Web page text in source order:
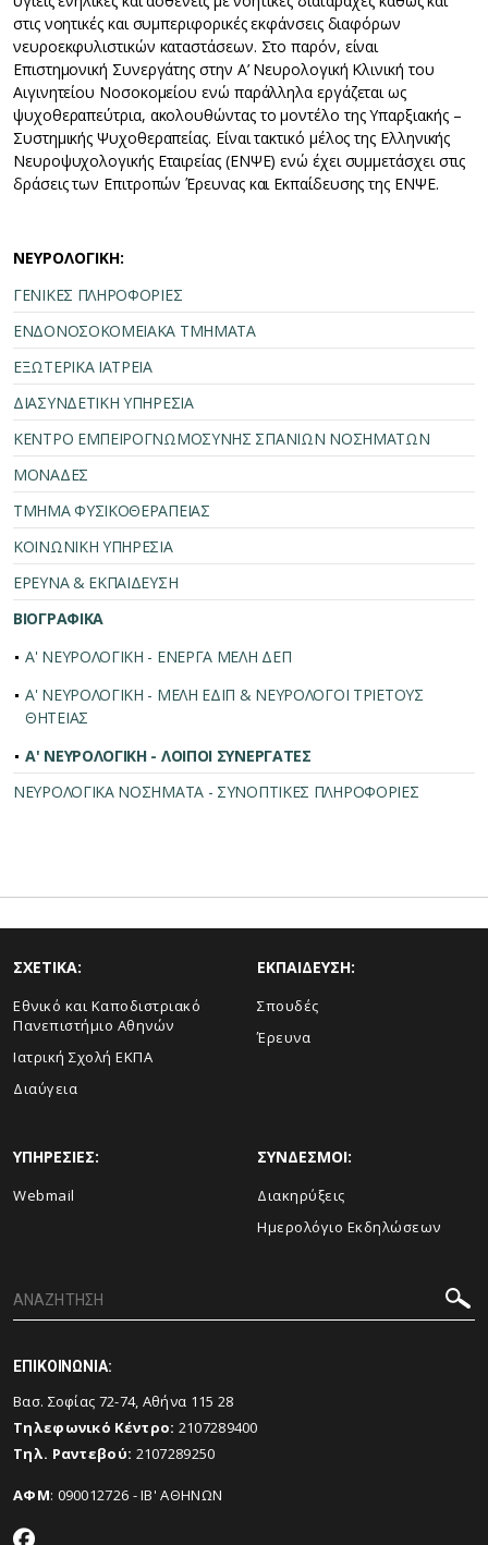
στις νοητικές και συμπεριφορικές εκφάνσεις διαφόρων
νευροεκφυλιστικών καταστάσεων. Στο παρόν, είναι
Επιστημονική Συνεργάτης στην Α’ Νευρολογική Κλινική του
Αιγινητείου Νοσοκομείου ενώ παράλληλα εργάζεται ως
ψυχοθεραπεύτρια, ακολουθώντας το μοντέλο της Υπαρξιακής –
Συστημικής Ψυχοθεραπείας. Είναι τακτικό μέλος της Ελληνικής
Νευροψυχολογικής Εταιρείας (ΕΝΨΕ) ενώ έχει συμμετάσχει στις
δράσεις των Επιτροπών Έρευνας και Εκπαίδευσης της ΕΝΨΕ.
ΝΕΥΡΟΛΟΓΙΚΗ:
ΓΕΝΙΚΕΣ ΠΛΗΡΟΦΟΡΙΕΣ
ΕΝΔΟΝΟΣΟΚΟΜΕΙΑΚΑ ΤΜΗΜΑΤΑ
ΕΞΩΤΕΡΙΚΑ ΙΑΤΡΕΙΑ
ΔΙΑΣΥΝΔΕΤΙΚΗ ΥΠΗΡΕΣΙΑ
ΚΕΝΤΡΟ ΕΜΠΕΙΡΟΓΝΩΜΟΣΥΝΗΣ ΣΠΑΝΙΩΝ ΝΟΣΗΜΑΤΩΝ
ΜΟΝΑΔΕΣ
ΤΜΗΜΑ ΦΥΣΙΚΟΘΕΡΑΠΕΙΑΣ
ΚΟΙΝΩΝΙΚΗ ΥΠΗΡΕΣΙΑ
ΕΡΕΥΝΑ & ΕΚΠΑΙΔΕΥΣΗ
ΒΙΟΓΡΑΦΙΚΑ
Α' ΝΕΥΡΟΛΟΓΙΚΗ - ΕΝΕΡΓΑ ΜΕΛΗ ΔΕΠ
Α' ΝΕΥΡΟΛΟΓΙΚΗ - ΜΕΛΗ ΕΔΙΠ & ΝΕΥΡΟΛΟΓΟΙ ΤΡΙΕΤΟΥΣ
ΘΗΤΕΙΑΣ
Α' ΝΕΥΡΟΛΟΓΙΚΗ - ΛΟΙΠΟΙ ΣΥΝΕΡΓΑΤΕΣ
ΝΕΥΡΟΛΟΓΙΚΑ ΝΟΣΗΜΑΤΑ - ΣΥΝΟΠΤΙΚΕΣ ΠΛΗΡΟΦΟΡΙΕΣ
ΣΧΕΤΙΚΑ:
Εθνικό και Καποδιστριακό
Πανεπιστήμιο Αθηνών
Ιατρική Σχολή ΕΚΠΑ
Διαύγεια
ΕΚΠΑΙΔΕΥΣΗ:
Σπουδές
Έρευνα
ΥΠΗΡΕΣΙΕΣ:
Webmail
ΣΥΝΔΕΣΜΟΙ:
Διακηρύξεις
Ημερολόγιο Εκδηλώσεων
ΕΠΙΚΟΙΝΩΝΙΑ:
Βασ. Σοφίας 72-74, Αθήνα 115 28
Τηλεφωνικό Κέντρο: 2107289400
Τηλ. Ραντεβού: 2107289250
ΑΦΜ: 090012726 - ΙΒ' ΑΘΗΝΩΝ